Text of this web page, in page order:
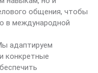
общения, чтобы
в международной
адаптируем
конкретные